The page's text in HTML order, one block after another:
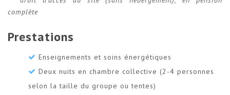
complète
Prestations
Enseignements et soins énergétiques
Deux nuits en chambre collective (2-4 personnes
selon la taille du groupe ou tentes)